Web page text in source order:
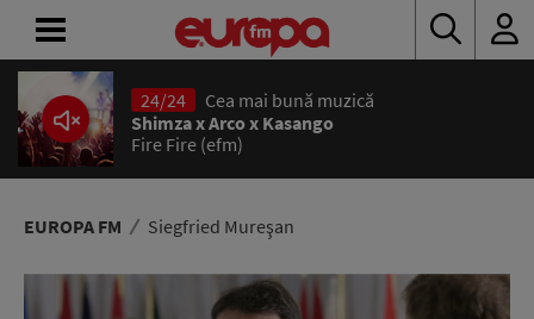
24/24
Cea mai bună muzică
Shimza x Arco x Kasango
Fire Fire (efm)
EUROPA FM Siegfried Mureşan
ACASĂ
ȘTIRI
RADIO
CONCURSURI